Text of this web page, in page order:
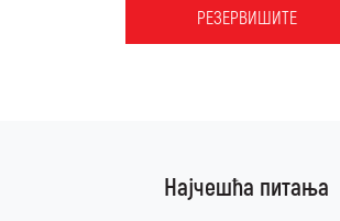
РЕЗЕРВИШИТЕ
Најчешћа питања